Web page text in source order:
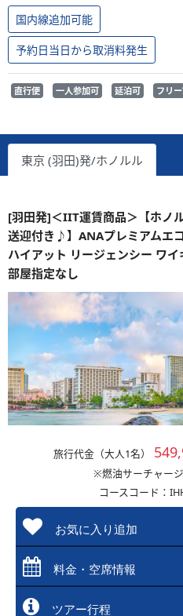
国内線追加可能
予約日当日から取消料発生
直行便 一人参加可 延泊可 フリ
東京 (羽田)発/ホノルル
[羽田発]＜IIT運賃商品＞【ホノ
送迎付き♪】ANAプレミアムエ
ハイアット リージェンシー ワ
部屋指定なし
旅行代金（大人1名）
※燃油サーチャー
コースコード：
お気に入り追加
料金・空席情報
ツアー行程